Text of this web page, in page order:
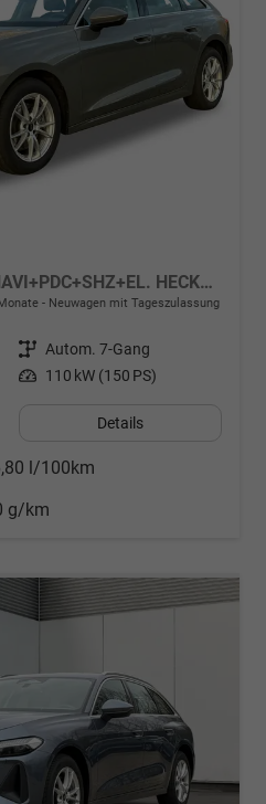
Basis KAMERA+ACC+NAVI+PDC+SHZ+EL. HECKKL.+17 LM
Neuwagen mit Tageszulassung
Getriebe Autom. 7-Gang
Leistung 110 kW (150 PS)
Details
l/100km
g/km